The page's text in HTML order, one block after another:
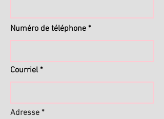
Numéro de téléphone
Courriel
Adresse